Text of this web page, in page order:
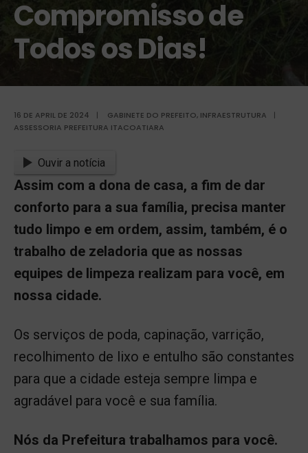
Compromisso de
Todos os Dias!
16 DE APRIL DE 2024 | GABINETE DO PREFEITO, INFRAESTRUTURA
|
ASSESSORIA PREFEITURA ITACOATIARA
Ouvir a notícia
Assim com a dona de casa, a fim de dar
conforto para a sua família, precisa manter
tudo limpo e em ordem, assim, também, é o
trabalho de zeladoria que as nossas
equipes de limpeza realizam para você, em
nossa cidade.
Os serviços de poda, capinação, varrição,
recolhimento de lixo e entulho são constantes
para que a cidade esteja sempre limpa e
agradável para você e sua família.
Nós da Prefeitura trabalhamos para você.